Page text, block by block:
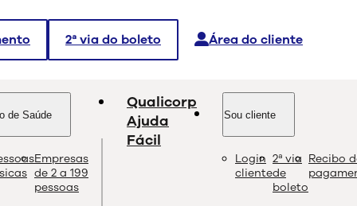
2ª via do boleto Área do cliente
de Saúde
Empresas
de 2 a 199
pessoas
Qualicorp
Ajuda
Fácil
Sou cliente
Login
cliente
2ª via
de
boleto
Recibo
e as melhores soluções sobre saúde e bem-estar.